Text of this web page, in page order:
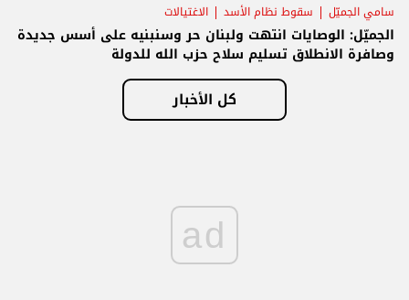
سامي الجميّل سقوط نظام الأسد الاغتيالات
الجميّل: الوصايات انتهت ولبنان حر وسنبنيه على أسس جديدة
وصافرة الانطلاق تسليم سلاح حزب الله للدولة
كل الأخبار
ad